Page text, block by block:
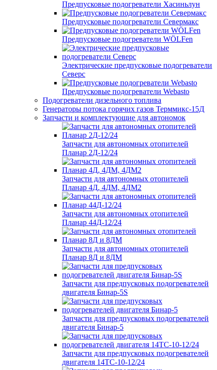
Предпусковые подогреватели Хасиньлун
Предпусковые подогреватели Севермакс
Предпусковые подогреватели WÖLFen
Электрические предпусковые подогреватели
Северс
Предпусковые подогреватели Webasto
Подогреватели дизельного топлива
Генераторы потока горячих газов Терммикс-15Д
Запчасти и комплектующие для автономок
Запчасти для автономных отопителей
Планар 2Д-12/24
Запчасти для автономных отопителей
Планар 4Д, 4ДМ, 4ДМ2
Запчасти для автономных отопителей
Планар 44Д-12/24
Запчасти для автономных отопителей
Планар 8Д и 8ДМ
Запчасти для предпусковых подогревателей
двигателя Бинар-5S
Запчасти для предпусковых подогревателей
двигателя Бинар-5
Запчасти для предпусковых подогревателей
двигателя 14ТС-10-12/24